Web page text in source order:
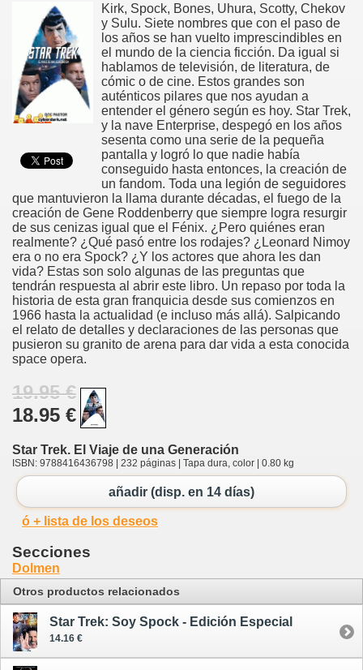
Kirk, Spock, Bones, Uhura, Scotty, Chekov
y Sulu. Siete nombres que con el paso de
los años se han vuelto imprescindibles en
el mundo de la ciencia ficción. Da igual si
hablamos de televisión, de literatura, de
cómic o de cine. Estos grandes son
auténticos pilares que nos ayudan a
entender el género según es hoy. Star Trek,
y la nave Enterprise, despegó en los años
sesenta como una serie de la pequeña
pantalla y logró lo que nadie había
conseguido hasta entonces, la creación de
un fandom. Toda una legión de seguidores
que mantuvieron la llama durante décadas, el fuego de la
creación de Gene Roddenberry que siempre logra resurgir
de sus cenizas igual que el Fénix. ¿Pero quiénes eran
realmente? ¿Qué pasó entre los rodajes? ¿Leonard Nimoy
era o no era Spock? ¿Y los actores que ahora les dan
vida? Estas son solo algunas de las preguntas que
tendrán respuesta al abrir este libro. Un repaso por toda la
historia de esta gran franquicia desde sus comienzos en
1966 hasta la actualidad (e incluso más allá). Salpicando
el relato de detalles y declaraciones de las personas que
pusieron su granito de arena para dar vida a esta conocida
space opera.
19.95 €
18.95 €
Star Trek. El Viaje de una Generación
ISBN: 9788416436798 | 232 páginas | Tapa dura, color | 0.80 kg
añadir (disp. en 14 días)
ó + lista de los deseos
Secciones
Dolmen
Otros productos relacionados
Star Trek: Soy Spock - Edición Especial
14.16 €